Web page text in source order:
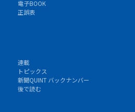
電子BOOK
正誤表
連載
トピックス
新聞QUINT バックナンバー
後で読む